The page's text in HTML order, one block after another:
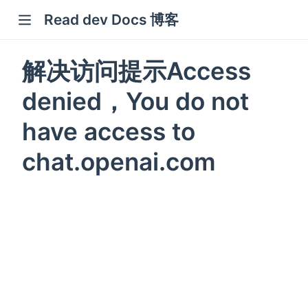
Read dev Docs 博客
window)
window)
解决访问提示Access
denied，You do not
have access to
chat.openai.com